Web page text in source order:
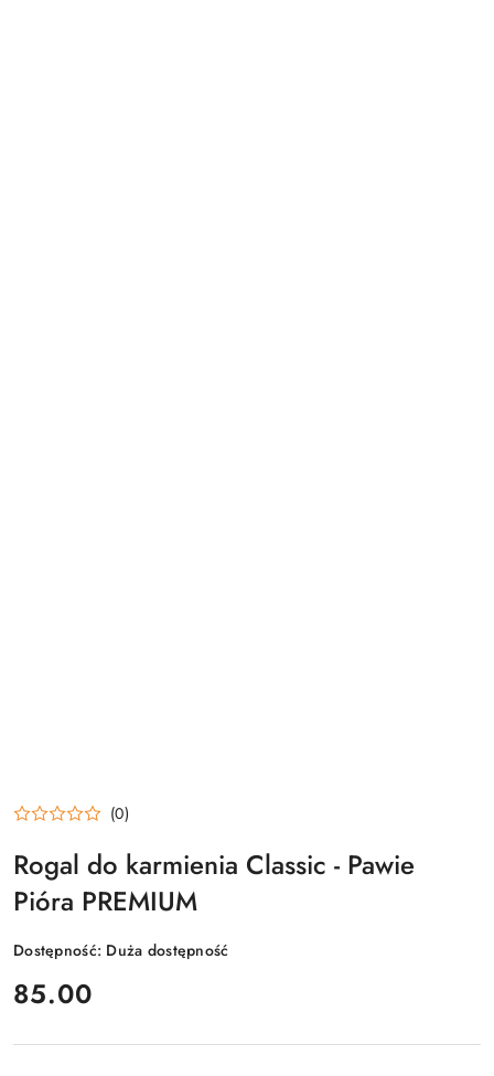
(0)
Rogal do karmienia Classic - Pawie
Pióra PREMIUM
Dostępność: Duża dostępność
cena:
85.00